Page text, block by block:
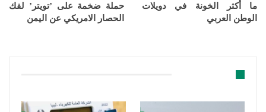
ما أكثر الخونة في دويلات
الوطن العربي
حملة ضخمة على ’تويتر’ لفك
الحصار الامريكي عن اليمن